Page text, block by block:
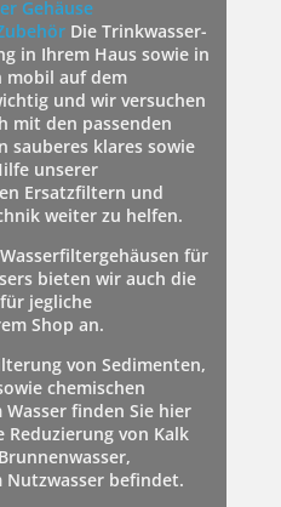
Gehäuse
Die Trinkwasser-
in Ihrem Haus sowie in
mobil auf dem
und wir versuchen
mit den passenden
sauberes klares sowie
unserer
Ersatzfiltern und
weiter zu helfen.
für
bieten wir auch die
jegliche
Shop an.
von Sedimenten,
chemischen
finden Sie hier
von Kalk
Nutzwasser befindet.